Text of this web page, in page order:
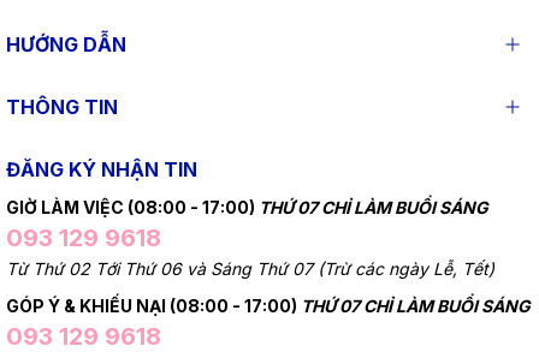
HƯỚNG DẪN
THÔNG TIN
ĐĂNG KÝ NHẬN TIN
GIỜ LÀM VIỆC (08:00 - 17:00) THỨ 07 CHỈ LÀM BUỔI SÁNG
093 129 9618
Từ Thứ 02 Tới Thứ 06 và Sáng Thứ 07 (Trừ các ngày Lễ, Tết)
GÓP Ý & KHIẾU NẠI (08:00 - 17:00) THỨ 07 CHỈ LÀM BUỔI SÁNG
093 129 9618